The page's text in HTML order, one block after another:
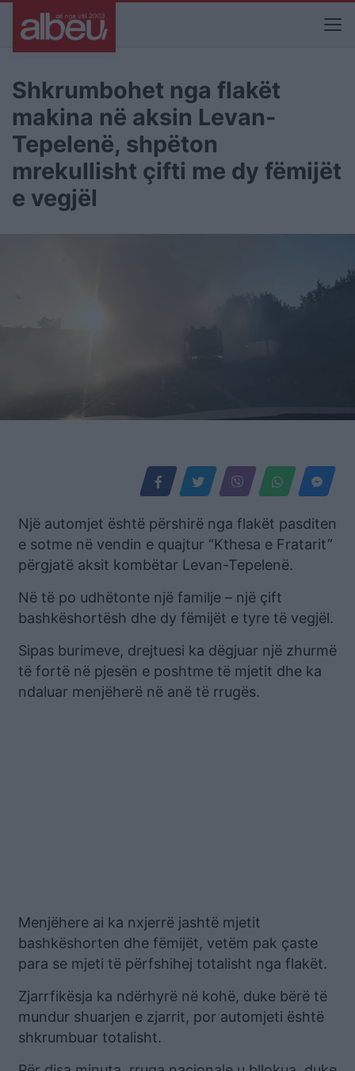
Shkrumbohet nga flakët
makina në aksin Levan-
Tepelenë, shpëton
mrekullisht çifti me dy fëmijët
e vegjël
Një automjet është përshirë nga flakët pasditen
e sotme në vendin e quajtur “Kthesa e Fratarit”
përgjatë aksit kombëtar Levan-Tepelenë.
Në të po udhëtonte një familje – një çift
bashkëshortësh dhe dy fëmijët e tyre të vegjël.
Sipas burimeve, drejtuesi ka dëgjuar një zhurmë
të fortë në pjesën e poshtme të mjetit dhe ka
ndaluar menjëherë në anë të rrugës.
Menjëhere ai ka nxjerrë jashtë mjetit
bashkëshorten dhe fëmijët, vetëm pak çaste
para se mjeti të përfshihej totalisht nga flakët.
Zjarrfikësja ka ndërhyrë në kohë, duke bërë të
mundur shuarjen e zjarrit, por automjeti është
shkrumbuar totalisht.